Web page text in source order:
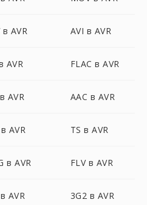
в AVR AVI в AVR
AVR FLAC в AVR
AVR AAC в AVR
AVR TS в AVR
в AVR FLV в AVR
AVR 3G2 в AVR